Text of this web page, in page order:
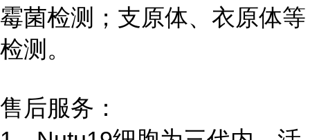
霉菌检测；支原体、衣原体等
检测。
售后服务：